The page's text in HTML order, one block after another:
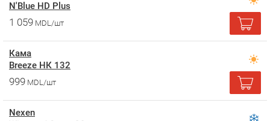
N'Blue HD Plus
1 059 MDL/шт
Кама
Breeze НК 132
999 MDL/шт
Nexen